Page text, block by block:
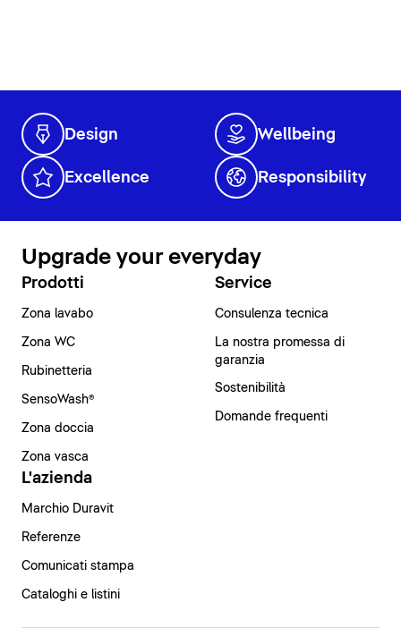
Design Wellbeing
Excellence Responsibility
Upgrade your everyday
Prodotti
Zona lavabo
Zona WC
Rubinetteria
SensoWash®
Zona doccia
Zona vasca
Service
Consulenza tecnica
La nostra promessa di
garanzia
Sostenibilità
Domande frequenti
L'azienda
Marchio Duravit
Referenze
Comunicati stampa
Cataloghi e listini